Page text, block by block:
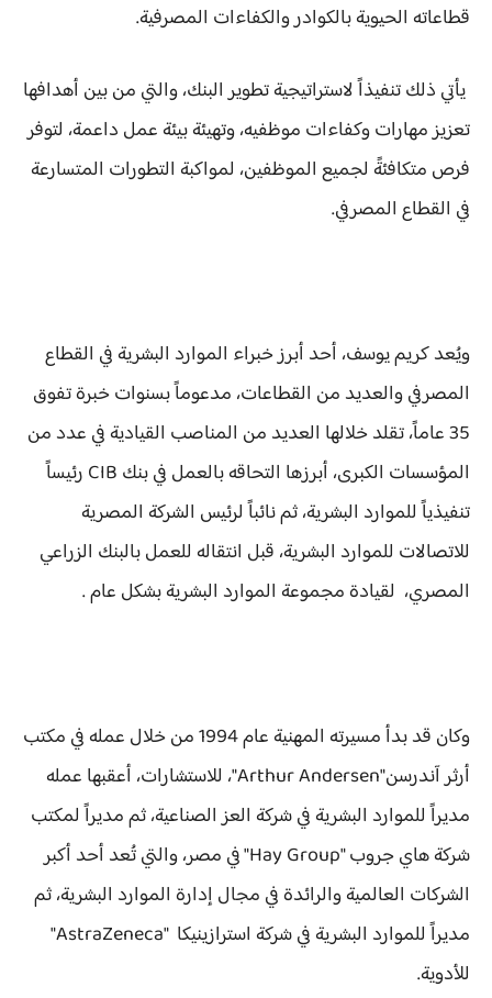
قطاعاته الحيوية بالكوادر والكفاءات المصرفية.
يأتي ذلك تنفيذاً لاستراتيجية تطوير البنك، والتي من بين أهدافها
تعزيز مهارات وكفاءات موظفيه، وتهيئة بيئة عمل داعمة، لتوفر
فرص متكافئةً لجميع الموظفين، لمواكبة التطورات المتسارعة
في القطاع المصرفي.
ويُعد كريم يوسف، أحد أبرز خبراء الموارد البشرية في القطاع
المصرفي والعديد من القطاعات، مدعوماً بسنوات خبرة تفوق
35 عاماً، تقلد خلالها العديد من المناصب القيادية في عدد من
المؤسسات الكبرى، أبرزها التحاقه بالعمل في بنك CIB رئيساً
تنفيذياً للموارد البشرية، ثم نائباً لرئيس الشركة المصرية
للاتصالات للموارد البشرية، قبل انتقاله للعمل بالبنك الزراعي
المصري، لقيادة مجموعة الموارد البشرية بشكل عام .
وكان قد بدأ مسيرته المهنية عام 1994 من خلال عمله في مكتب
أرثر آندرسن"Arthur Andersen"، للاستشارات، أعقبها عمله
مديراً للموارد البشرية في شركة العز الصناعية، ثم مديراً لمكتب
شركة هاي جروب "Hay Group" في مصر، والتي تُعد أحد أكبر
الشركات العالمية والرائدة في مجال إدارة الموارد البشرية، ثم
مديراً للموارد البشرية في شركة استرازينيكا "AstraZeneca"
للأدوية.